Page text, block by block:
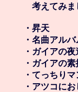
考えてみま
・昇天
・名曲アルバ
・ガイアの
・ガイアの
・てっちり
・アツコにお